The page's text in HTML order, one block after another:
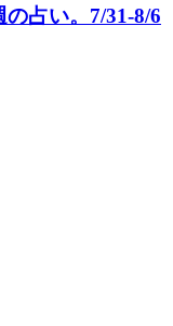
占い。7/31-8/6